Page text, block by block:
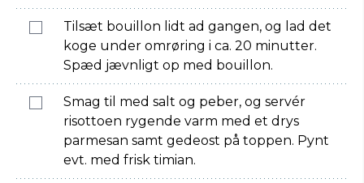
Tilsæt bouillon lidt ad gangen, og lad det
koge under omrøring i ca. 20 minutter.
Spæd jævnligt op med bouillon.
Smag til med salt og peber, og servér
risottoen rygende varm med et drys
parmesan samt gedeost på toppen. Pynt
evt. med frisk timian.